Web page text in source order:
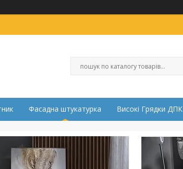
Фасадна штукатурка Високі Грядки ДПК